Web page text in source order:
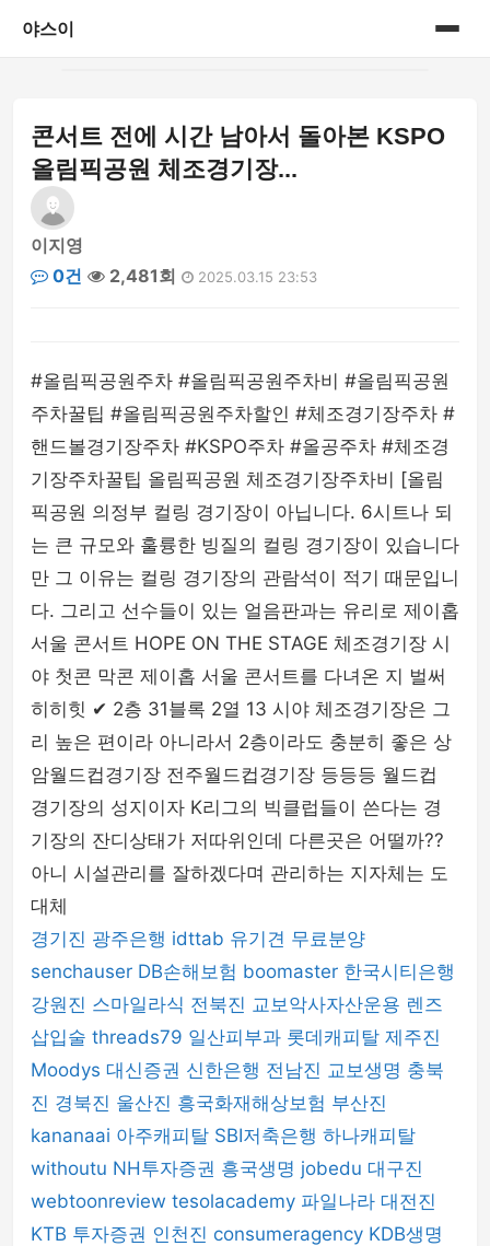
야스이
게시판
콘서트 전에 시간 남아서 돌아본 KSPO
올림픽공원 체조경기장...
이지영
0건
2,481회 2025.03.15 23:53
#올림픽공원주차 #올림픽공원주차비 #올림픽공원
주차꿀팁 #올림픽공원주차할인 #체조경기장주차 #
핸드볼경기장주차 #KSPO주차 #올공주차 #체조경
기장주차꿀팁 올림픽공원 체조경기장주차비 [올림
픽공원 의정부 컬링 경기장이 아닙니다. 6시트나 되
는 큰 규모와 훌륭한 빙질의 컬링 경기장이 있습니다
만 그 이유는 컬링 경기장의 관람석이 적기 때문입니
다. 그리고 선수들이 있는 얼음판과는 유리로 제이홉
서울 콘서트 HOPE ON THE STAGE 체조경기장 시
야 첫콘 막콘 제이홉 서울 콘서트를 다녀온 지 벌써
히히힛 ✔ 2층 31블록 2열 13 시야 체조경기장은 그
리 높은 편이라 아니라서 2층이라도 충분히 좋은 상
암월드컵경기장 전주월드컵경기장 등등등 월드컵
경기장의 성지이자 K리그의 빅클럽들이 쓴다는 경
기장의 잔디상태가 저따위인데 다른곳은 어떨까??
아니 시설관리를 잘하겠다며 관리하는 지자체는 도
대체
경기진 광주은행 idttab 유기견 무료분양
senchauser DB손해보험 boomaster 한국시티은행
강원진 스마일라식 전북진 교보악사자산운용 렌즈
삽입술 threads79 일산피부과 롯데캐피탈 제주진
Moodys 대신증권 신한은행 전남진 교보생명 충북
진 경북진 울산진 흥국화재해상보험 부산진
kananaai 아주캐피탈 SBI저축은행 하나캐피탈
withoutu NH투자증권 흥국생명 jobedu 대구진
webtoonreview tesolacademy 파일나라 대전진
KTB 투자증권 인천진 consumeragency KDB생명